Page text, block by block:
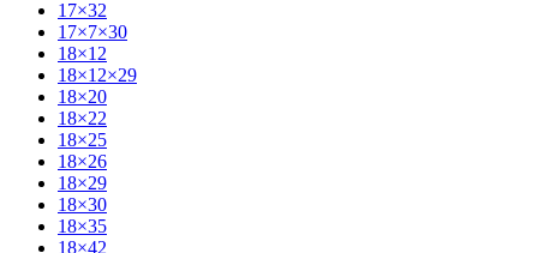
17×32
17×7×30
18×12
18×12×29
18×20
18×22
18×25
18×26
18×29
18×30
18×35
18×42